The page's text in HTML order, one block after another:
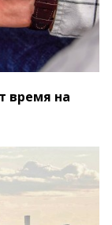
время на